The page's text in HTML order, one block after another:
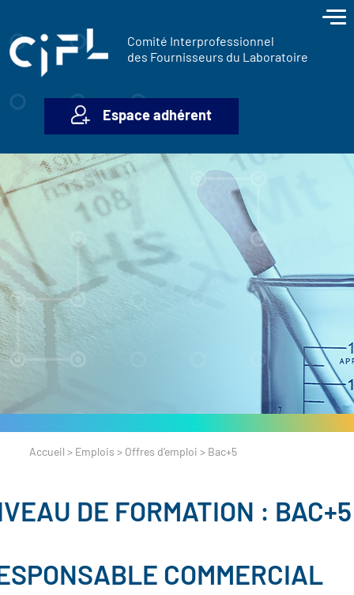
Comité Interprofessionnel
des Fournisseurs du Laboratoire
Espace adhérent
Accueil > Emplois > Offres d’emploi > Bac+5
DE FORMATION : BAC+5
COMMERCIAL